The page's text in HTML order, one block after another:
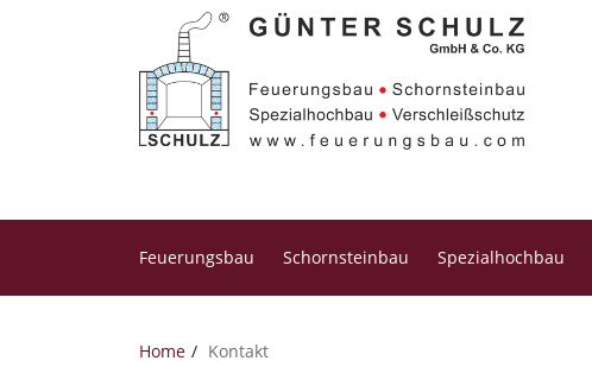
Feuerungsbau Schornsteinbau Spezialhochbau
Home Kontakt